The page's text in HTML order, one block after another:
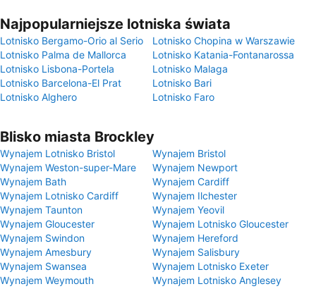
Najpopularniejsze lotniska świata
Lotnisko Bergamo-Orio al Serio
Lotnisko Chopina w Warszawie
Lotnisko Palma de Mallorca
Lotnisko Katania-Fontanarossa
Lotnisko Lisbona-Portela
Lotnisko Malaga
Lotnisko Barcelona-El Prat
Lotnisko Bari
Lotnisko Alghero
Lotnisko Faro
Blisko miasta Brockley
Wynajem Lotnisko Bristol
Wynajem Bristol
Wynajem Weston-super-Mare
Wynajem Newport
Wynajem Bath
Wynajem Cardiff
Wynajem Lotnisko Cardiff
Wynajem Ilchester
Wynajem Taunton
Wynajem Yeovil
Wynajem Gloucester
Wynajem Lotnisko Gloucester
Wynajem Swindon
Wynajem Hereford
Wynajem Amesbury
Wynajem Salisbury
Wynajem Swansea
Wynajem Lotnisko Exeter
Wynajem Weymouth
Wynajem Lotnisko Anglesey